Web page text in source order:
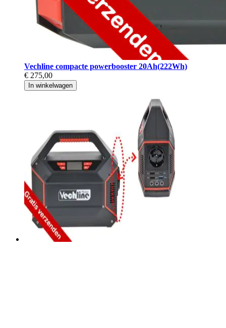
Vechline compacte powerbooster 20Ah(222Wh)
€ 275,00
In winkelwagen